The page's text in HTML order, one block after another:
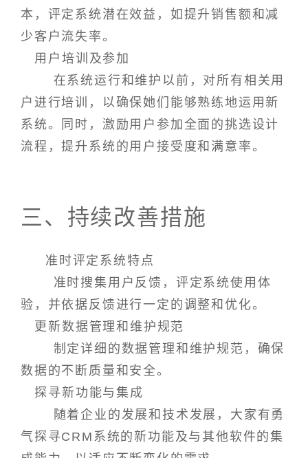
本，评定系统潜在效益，如提升销售额和减
少客户流失率。
用户培训及参加
在系统运行和维护以前，对所有相关用
户进行培训，以确保她们能够熟练地运用新
系统。同时，激励用户参加全面的挑选设计
流程，提升系统的用户接受度和满意率。
三、持续改善措施
准时评定系统特点
准时搜集用户反馈，评定系统使用体
验，并依据反馈进行一定的调整和优化。
更新数据管理和维护规范
制定详细的数据管理和维护规范，确保
数据的不断质量和安全。
探寻新功能与集成
随着企业的发展和技术发展，大家有勇
气探寻CRM系统的新功能及与其他软件的集